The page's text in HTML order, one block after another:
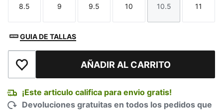
Talla
8.5
Talla
9
Talla
9.5
Talla
10
Talla
10.5
Talla
11
GUIA DE TALLAS
Añadir a la lista de deseosAÑADIR AL CARRITO
¡Este articulo califica para envio gratis!
Devoluciones gratuitas en todos los pedidos que